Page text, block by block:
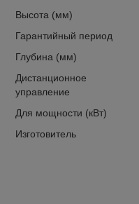
Высота (мм)
Гарантийный период
Глубина (мм)
Дистанционное
управление
Для мощности (кВт)
Изготовитель